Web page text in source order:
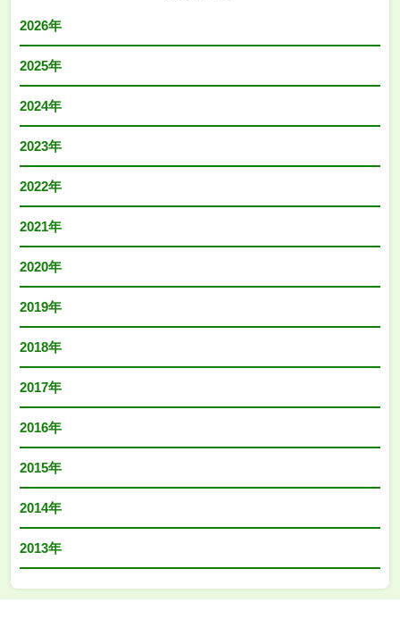
2026年
2025年
2024年
2023年
2022年
2021年
2020年
2019年
2018年
2017年
2016年
2015年
2014年
2013年